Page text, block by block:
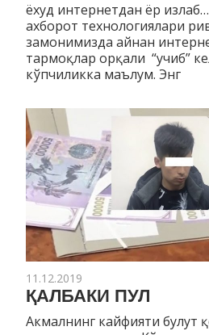
ёхуд интернетдан ёр
ахборот технологиялари
замонимизда айнан
тармоқлар орқали “учиб”
кўпчиликка маълум. Энг
11.12.2019
ҚАЛБАКИ ПУЛ
Акмалнинг кайфияти булут